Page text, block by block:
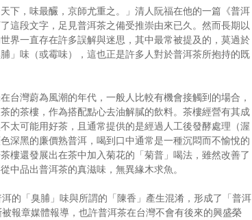
天下，味最釅，京師尤重之。」清人阮福在他的一篇《普洱
這段文字，足見普洱茶之備受推崇由來已久。然而長期以
界一直存在許多誤解與迷思，其中最常被提及的，莫過於
」味（或霉味），這也正是許多人對於普洱茶所抱持的既
台灣蔚為風潮的年代，一般人比較有機會接觸到的場合，
的茶樓，作為搭配點心去油解膩的飲料。茶樓經營有其成
太可能用好茶，且通常提供的是經過人工後發酵處理（渥
深黑的廉價熟普洱，喝到口中通常是一種沉悶而不愉悅的
樓還發展出在茶中加入菊花的「菊普」喝法，雖然改善了
中品出普洱茶的真滋味，無異緣木求魚。
的「臭脯」味與所謂的「陳香」產生混淆，形成了「普洱
報章媒體報導，也許普洱茶在台灣不會有後來的興盛榮